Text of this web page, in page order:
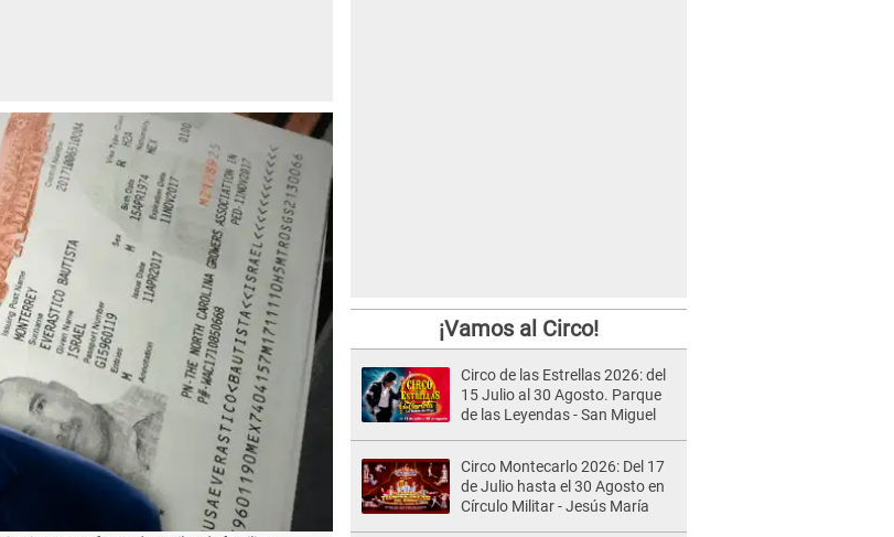
¡Vamos al Circo!
Circo de las Estrellas 2026: del
15 Julio al 30 Agosto. Parque
de las Leyendas - San Miguel
Circo Montecarlo 2026: Del 17
de Julio hasta el 30 Agosto en
Círculo Militar - Jesús María